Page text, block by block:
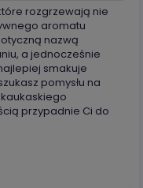
rozgrzewają nie
aromatu
nazwą
a jednocześnie
smakuje
pomysłu na
przypadnie Ci do